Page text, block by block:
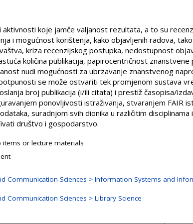
koje jamče valjanost rezultata, a to su
i mogućnost korištenja, kako objavljenih radova,
kriza recenzijskog postupka, nedostupnost
količina publikacija, papirocentričnost znanstvene
nudi mogućnosti za ubrzavanje znanstvenog
se može ostvariti tek promjenom sustava
broj publikacija (i/ili citata) i prestiž časopisa/
ponovljivosti istraživanja, stvaranjem FAIR
suradnjom svih dionika u različitim disciplinama
društvo i gospodarstvo.
or lecture materials
Communication Sciences > Information Systems and
Communication Sciences > Library Science